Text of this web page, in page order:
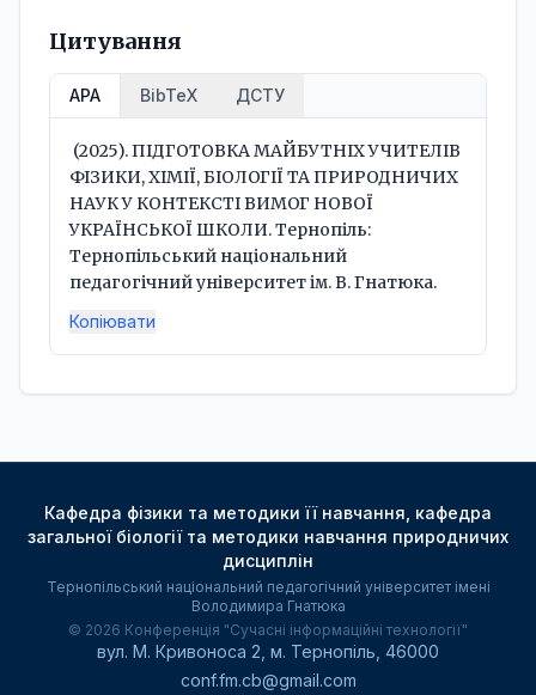
Цитування
APA BibTeX ДСТУ
ФІЗИКИ, ХІМІЇ, БІОЛОГІЇ ТА ПРИРОДНИЧИХ
НАУК У КОНТЕКСТІ ВИМОГ НОВОЇ
УКРАЇНСЬКОЇ ШКОЛИ. Тернопіль:
Тернопільський національний
педагогічний університет ім. В. Гнатюка.
Копіювати
Кафедра фізики та методики її навчання, кафедра
загальної біології та методики навчання природничих
дисциплін
Тернопільський національний педагогічний університет імені
Володимира Гнатюка
© 2026 Конференція "Сучасні інформаційні технології"
вул. М. Кривоноса 2, м. Тернопіль, 46000
conf.fm.cb@gmail.com